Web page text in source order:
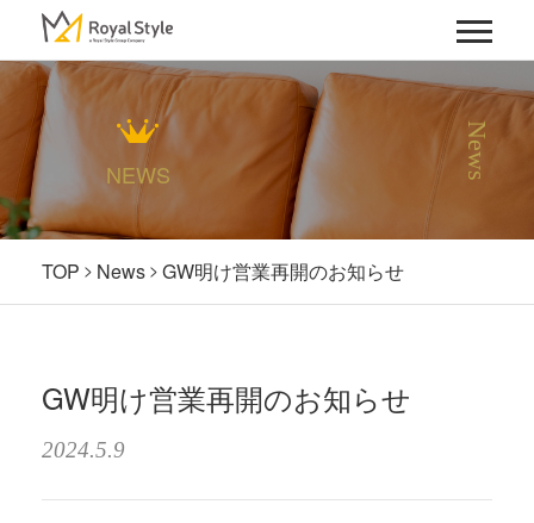
News
NEWS
TOP News GW明け営業再開のお知らせ
GW明け営業再開のお知らせ
2024.5.9